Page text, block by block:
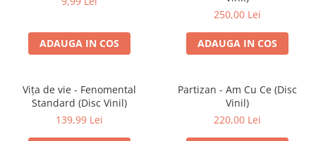
ADAUGA IN COS
250,00 Lei
ADAUGA IN COS
Vița de vie - Fenomental
Standard (Disc Vinil)
139,99 Lei
Partizan - Am Cu Ce (Disc
Vinil)
220,00 Lei